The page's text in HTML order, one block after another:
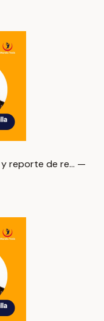
y reporte de re… —